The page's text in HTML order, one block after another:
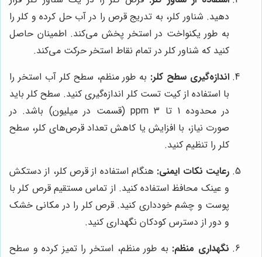
دهید. شناور کلر، به تدریج قرص را در آب حل کرده و کلر را
به طور یکنواخت در استخر پخش می‌کند. اطمینان حاصل
کنید که شناور کلر در تمام نقاط استخر حرکت می‌کند.
اندازه‌گیری سطح کلر: به طور منظم، سطح کلر آب استخر را
با استفاده از کیت تست کلر اندازه‌گیری کنید. سطح کلر باید
در محدوده 1 تا 3 ppm (قسمت در میلیون) باشد. در
صورت نیاز، با افزایش یا کاهش تعداد قرص‌های کلر، سطح
کلر را تنظیم کنید.
رعایت نکات ایمنی: هنگام استفاده از قرص کلر، از دستکش
و عینک محافظ استفاده کنید. از تماس مستقیم قرص کلر با
پوست و چشم خودداری کنید. قرص کلر را در مکانی خشک
و دور از دسترس کودکان نگهداری کنید.
نگهداری منظم: به طور منظم، استخر را تمیز کرده و سطح